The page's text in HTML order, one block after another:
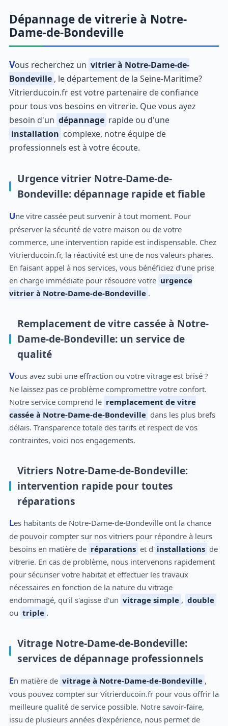
Dépannage de vitrerie à Notre-
Dame-de-Bondeville
Vous recherchez un vitrier à Notre-Dame-de-
Bondeville , le département de la Seine-Maritime?
Vitrierducoin.fr est votre partenaire de confiance
pour tous vos besoins en vitrerie. Que vous ayez
besoin d'un dépannage rapide ou d'une
installation complexe, notre équipe de
professionnels est à votre écoute.
Urgence vitrier Notre-Dame-de-
Bondeville: dépannage rapide et fiable
Une vitre cassée peut survenir à tout moment. Pour
préserver la sécurité de votre maison ou de votre
commerce, une intervention rapide est indispensable. Chez
Vitrierducoin.fr, la réactivité est une de nos valeurs phares.
En faisant appel à nos services, vous bénéficiez d'une prise
en charge immédiate pour résoudre votre urgence
vitrier à Notre-Dame-de-Bondeville .
Remplacement de vitre cassée à Notre-
Dame-de-Bondeville: un service de
qualité
Vous avez subi une effraction ou votre vitrage est brisé ?
Ne laissez pas ce problème compromettre votre confort.
Notre service comprend le remplacement de vitre
cassée à Notre-Dame-de-Bondeville dans les plus brefs
délais. Transparence totale des tarifs et respect de vos
contraintes, voici nos engagements.
Vitriers Notre-Dame-de-Bondeville:
intervention rapide pour toutes
réparations
Les habitants de Notre-Dame-de-Bondeville ont la chance
de pouvoir compter sur nos vitriers pour répondre à leurs
besoins en matière de réparations et d' installations de
vitrerie. En cas de problème, nous intervenons rapidement
pour sécuriser votre habitat et effectuer les travaux
nécessaires en fonction de la nature du vitrage
endommagé, qu'il s'agisse d'un vitrage simple , double
ou triple .
Vitrage Notre-Dame-de-Bondeville:
services de dépannage professionnels
En matière de vitrage à Notre-Dame-de-Bondeville ,
vous pouvez compter sur Vitrierducoin.fr pour vous offrir la
meilleure qualité de service possible. Notre savoir-faire,
issu de plusieurs années d'expérience, nous permet de